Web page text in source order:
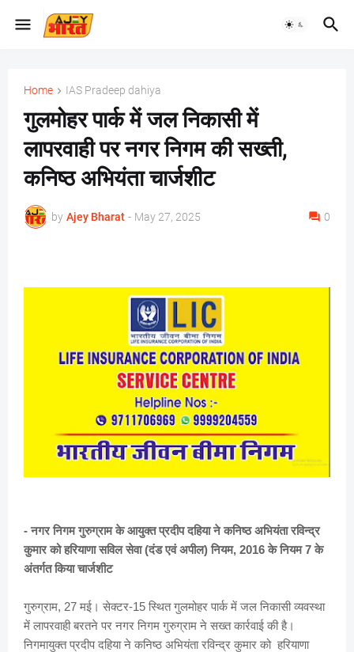
Home IAS Pradeep dahiya
गुलमोहर पार्क में जल निकासी में
लापरवाही पर नगर निगम की सख्ती,
कनिष्ठ अभियंता चार्जशीट
by Ajey Bharat - May 27, 2025 0
- नगर निगम गुरुग्राम के आयुक्त प्रदीप दहिया ने कनिष्ठ अभियंता रविन्द्र
कुमार को हरियाणा सविल सेवा (दंड एवं अपील) नियम, 2016 के नियम 7 के
अंतर्गत किया चार्जशीट
गुरुग्राम, 27 मई। सेक्टर-15 स्थित गुलमोहर पार्क में जल निकासी व्यवस्था
में लापरवाही बरतने पर नगर निगम गुरुग्राम ने सख्त कार्रवाई की है।
निगमायुक्त प्रदीप दहिया ने कनिष्ठ अभियंता रविन्द्र कुमार को हरियाणा